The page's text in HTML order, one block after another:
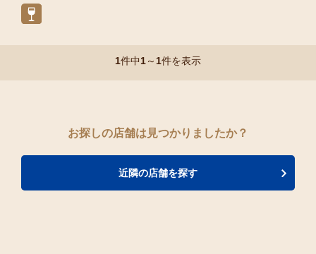
1件中1～ 1件を表示
お探しの店舗は見つかりましたか？
近隣の店舗を探す